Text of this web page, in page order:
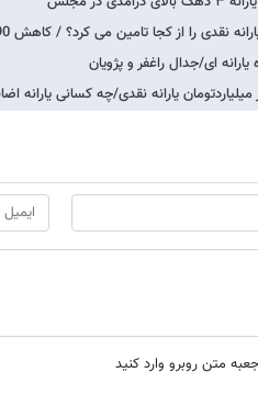
را از کجا تامین می کرد؟ / کاهش 90 درصدی سهم بخش تولید از منابع…
ای/جدال راغفر و پژویان
متن روبرو وارد کنید